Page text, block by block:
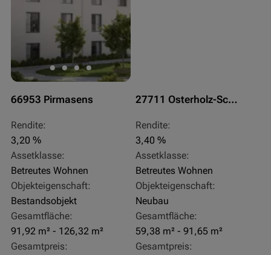
66953 Pirmasens
Rendite:
3,20 %
Assetklasse:
Betreutes Wohnen
Objekteigenschaft:
Bestandsobjekt
Gesamtfläche:
91,92 m² - 126,32 m²
Gesamtpreis:
27711 Osterholz-Scharmbeck
Rendite:
3,40 %
Assetklasse:
Betreutes Wohnen
Objekteigenschaft:
Neubau
Gesamtfläche:
59,38 m² - 91,65 m²
Gesamtpreis: